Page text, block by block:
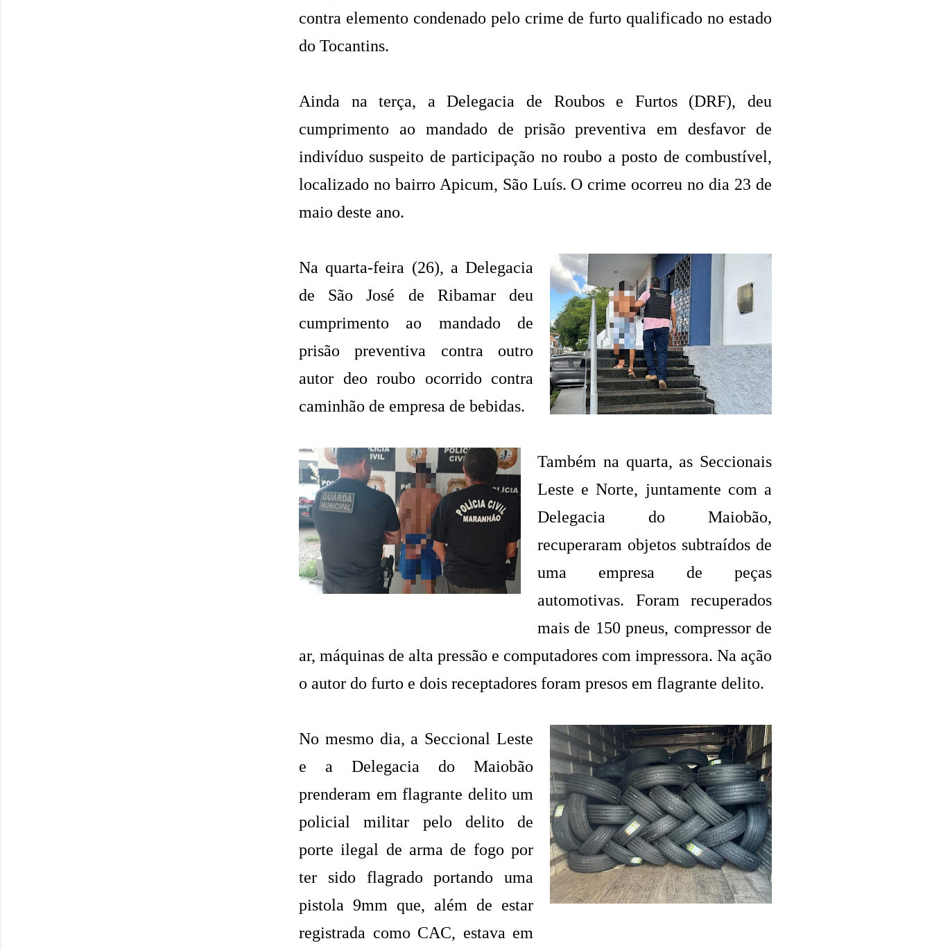
contra elemento condenado pelo crime de furto qualificado no estado
do Tocantins.
Ainda na terça, a Delegacia de Roubos e Furtos (DRF), deu
cumprimento ao mandado de prisão preventiva em desfavor de
indivíduo suspeito de participação no roubo a posto de combustível,
localizado no bairro Apicum, São Luís. O crime ocorreu no dia 23 de
maio deste ano.
Na quarta-feira (26), a Delegacia
de São José de Ribamar deu
cumprimento ao mandado de
prisão preventiva contra outro
autor deo roubo ocorrido contra
caminhão de empresa de bebidas.
Também na quarta, as Seccionais
Leste e Norte, juntamente com a
Delegacia do Maiobão,
recuperaram objetos subtraídos de
uma empresa de peças
automotivas. Foram recuperados
mais de 150 pneus, compressor de
ar, máquinas de alta pressão e computadores com impressora. Na ação
o autor do furto e dois receptadores foram presos em flagrante delito.
No mesmo dia, a Seccional Leste
e a Delegacia do Maiobão
prenderam em flagrante delito um
policial militar pelo delito de
porte ilegal de arma de fogo por
ter sido flagrado portando uma
pistola 9mm que, além de estar
registrada como CAC, estava em